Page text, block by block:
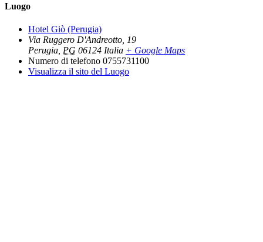
Luogo
Hotel Giò (Perugia)
Via Ruggero D'Andreotto, 19
Perugia PG 06124 Italia + Google Maps
Numero di telefono 0755731100
Visualizza il sito del Luogo